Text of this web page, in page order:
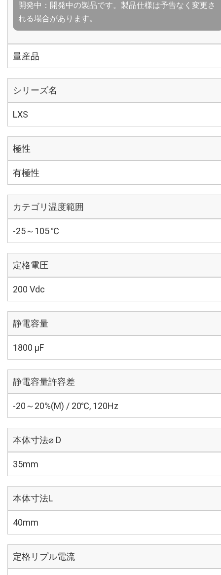
開発中：開発中の製品です。製品仕様は予告なく変更さ
れる場合があります。
量産品
シリーズ名
LXS
極性
有極性
カテゴリ温度範囲
-25～105 ℃
定格電圧
200 Vdc
静電容量
1800 µF
静電容量許容差
-20～20%(M) / 20℃, 120Hz
本体寸法⌀ D
35mm
本体寸法L
40mm
定格リプル電流